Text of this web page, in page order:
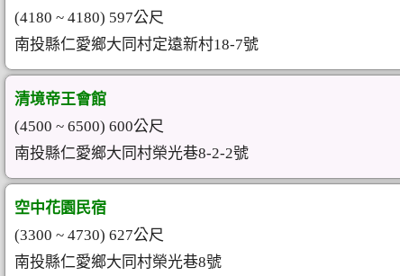
(4180 ~ 4180) 597公尺
南投縣仁愛鄉大同村定遠新村18-7號
清境帝王會館
(4500 ~ 6500) 600公尺
南投縣仁愛鄉大同村榮光巷8-2-2號
空中花園民宿
(3300 ~ 4730) 627公尺
南投縣仁愛鄉大同村榮光巷8號